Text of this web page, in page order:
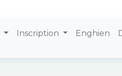
Inscription Enghien